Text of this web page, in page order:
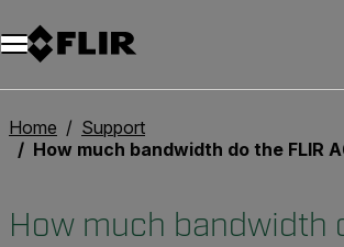
Unread messages
Modello
Rimuovi
articoli
articolo
Aggiungi al carrello
Aggiunto al carrello
Home
Support
How much bandwidth do the FLIR A615/A655sc and FLIR A35/A65
How much bandwidth